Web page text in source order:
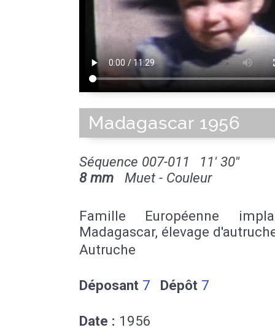
Madagascar 1956
Séquence 007-011
11' 30''
8 mm Muet - Couleur
Famille Européenne
Madagascar, élevage
Autruche
Déposant 7 Dépôt 7
Date : 1956